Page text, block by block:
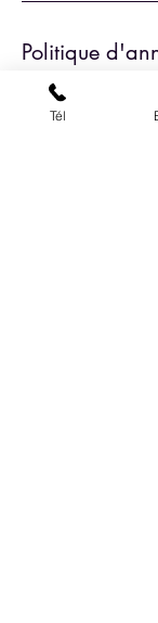
Politique
- La formation
participants. En cas
Tél